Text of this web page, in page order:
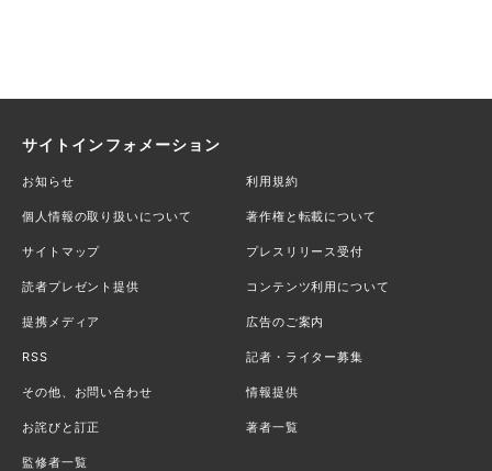
サイトインフォメーション
お知らせ 利用規約
個人情報の取り扱いについて 著作権と転載について
サイトマップ プレスリリース受付
読者プレゼント提供 コンテンツ利用について
提携メディア 広告のご案内
RSS 記者・ライター募集
その他、お問い合わせ 情報提供
お詫びと訂正 著者一覧
監修者一覧